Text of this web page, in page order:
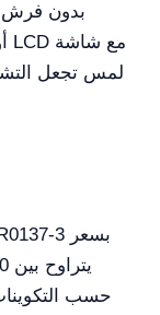
لمس تجعل
حسب